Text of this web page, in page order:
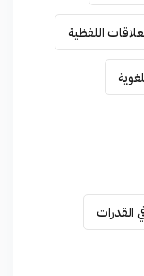
اللفظية
القدرات